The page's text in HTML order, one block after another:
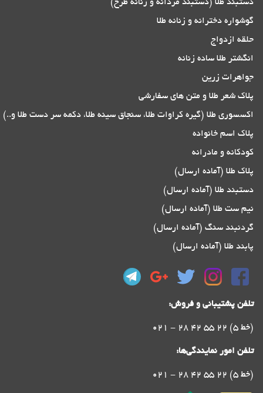
دستبند طلا (دستبند مردانه و زنانه طرح)
گوشواره دخترانه و زنانه طلا
حلقه ازدواج
انگشتر طلا ساده زنانه
جواهرات زرین
پلاک شعر طلا و متن های سفارشی
اکسسوری طلا (گیره کراوات طلا، سنجاق سینه طلا، دکمه سر دست طلا و..)
پلاک اسم خانواده
کودکانه و مادرانه
پلاک طلا (آماده ارسال)
دستبند طلا (آماده ارسال)
نیم ست طلا (آماده ارسال)
گردنبند سنگ (آماده ارسال)
پابند طلا (آماده ارسال)
تلفن پشتیبانی و فروش:
021 - 28 42 55 22 (5 خط)
تلفن امور نمایندگی‌ها:
021 - 28 42 55 22 (5 خط)